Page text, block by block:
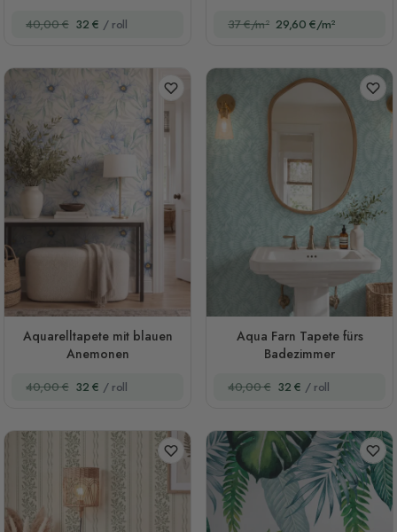
40,00 € 32 € / roll 37 €/m² 29,60 €/m²
Aquarelltapete mit blauen
Anemonen
40,00 € 32 € / roll
Aqua Farn Tapete fürs
Badezimmer
40,00 € 32 € / roll